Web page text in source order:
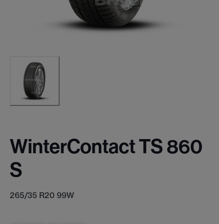
WinterContact TS 860
S
265/35 R20 99W